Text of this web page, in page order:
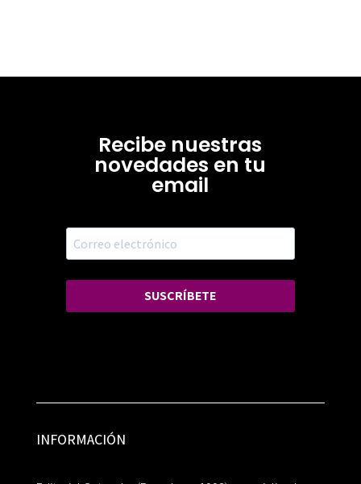
Recibe nuestras
novedades en tu
email
SUSCRÍBETE
INFORMACIÓN